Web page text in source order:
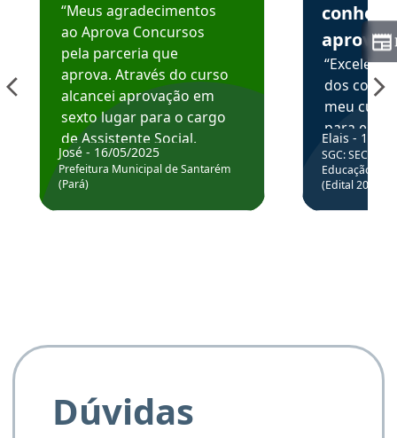
“Meus agradecimentos
ao Aprova Concursos
pela parceria que
aprova. Através do curso
alcancei aprovação em
sexto lugar para o cargo
de Assistente Social.
Hoje estou atuando na
Prefeitura de Santarém.
José - 16/05/2025
Prefeitura Municipal de Santarém
(Pará)
aprova
dos
meu
para
colocar
através
de
Elais - 15/
SGC: SEC BA
Educação
(Edital
Dúvidas